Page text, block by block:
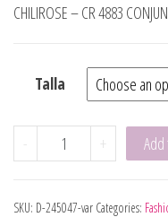
CHILIROSE – CR 4883
Talla
- CHILIROSE - SET
+
SKU: D-245047-var Categories: